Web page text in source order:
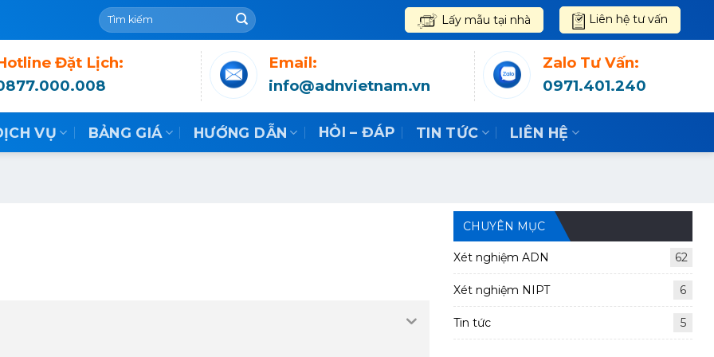
Lấy mẫu tại nhà Liên hệ tư vấn
Đặt Lịch:
Email:
info@adnvietnam.vn
Zalo Tư Vấn:
0971.401.240
VỤ BẢNG GIÁ HƯỚNG DẪN HỎI – ĐÁP TIN TỨC LIÊN HỆ
CHUYÊN MỤC
Xét nghiệm ADN 62
Xét nghiệm NIPT 6
Tin tức 5